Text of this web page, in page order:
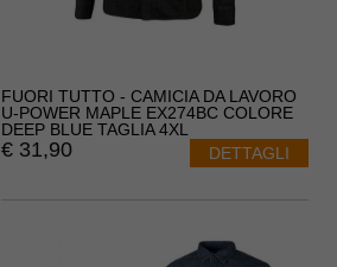
FUORI TUTTO - CAMICIA DA LAVORO
U-POWER MAPLE EX274BC COLORE
DEEP BLUE TAGLIA 4XL
€ 31,90 DETTAGLI